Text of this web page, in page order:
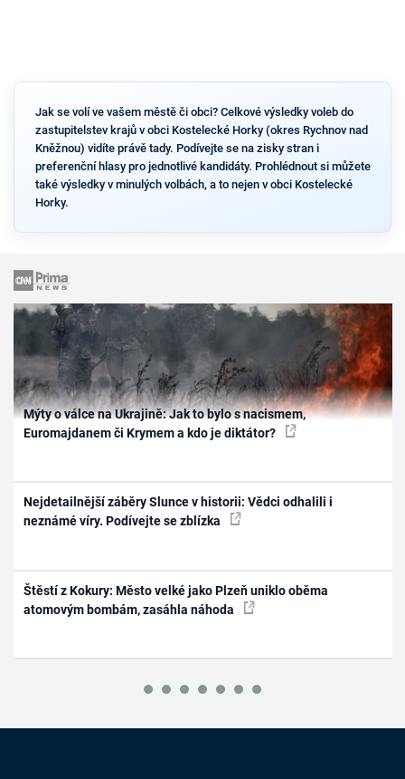
Jak se volí ve vašem městě či obci? Celkové výsledky voleb do
zastupitelstev krajů v obci Kostelecké Horky (okres Rychnov nad
Kněžnou) vidíte právě tady. Podívejte se na zisky stran i
preferenční hlasy pro jednotlivé kandidáty. Prohlédnout si můžete
také výsledky v minulých volbách, a to nejen v obci Kostelecké
Horky.
Mýty o válce na Ukrajině: Jak to bylo s nacismem,
Euromajdanem či Krymem a kdo je diktátor?
Nejdetailnější záběry Slunce v historii: Vědci odhalili i
neznámé víry. Podívejte se zblízka
Štěstí z Kokury: Město velké jako Plzeň uniklo oběma
atomovým bombám, zasáhla náhoda